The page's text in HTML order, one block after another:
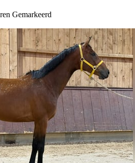
Gemarkeerd